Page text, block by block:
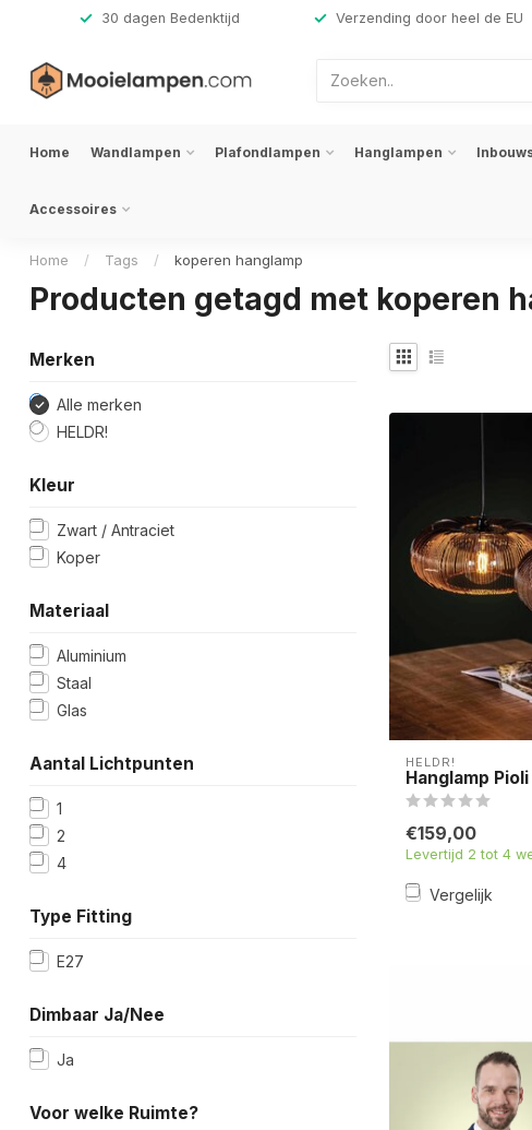
30 dagen Bedenktijd Verzending door heel de EU
Home Wandlampen Plafondlampen Hanglampen
Accessoires
Home / Tags / koperen hanglamp
Producten getagd met koperen
Merken
Alle merken
HELDR!
Kleur
Zwart / Antraciet
Koper
Materiaal
Aluminium
Staal
Glas
Aantal Lichtpunten
1
2
4
Type Fitting
E27
Dimbaar Ja/Nee
Ja
Voor welke Ruimte?
HELDR!
Hanglamp
€159,00
Levertijd 2 tot 4
Vergelijk